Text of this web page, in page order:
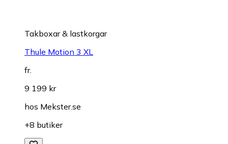
Takboxar & lastkorgar
Thule Motion 3 XL
fr.
9 199 kr
hos Mekster.se
+8 butiker